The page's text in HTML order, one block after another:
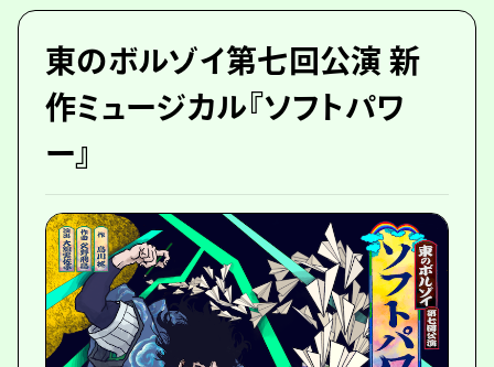
東のボルゾイ第七回公演 新
作ミュージカル『ソフトパワ
ー』